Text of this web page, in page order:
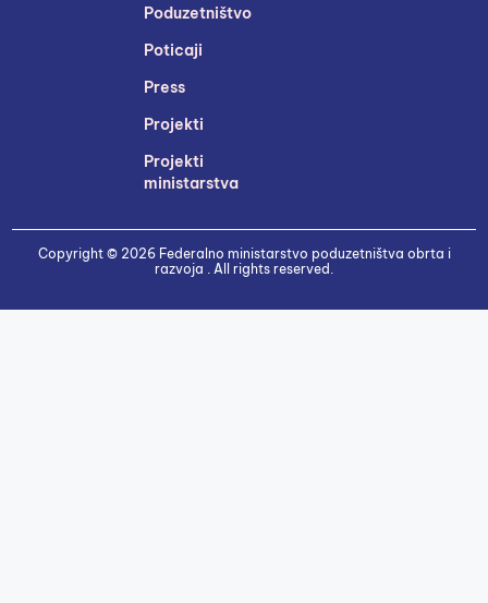
Poduzetništvo
Poticaji
Press
Projekti
Projekti
ministarstva
Copyright © 2026 Federalno ministarstvo poduzetništva obrta i
razvoja . All rights reserved.